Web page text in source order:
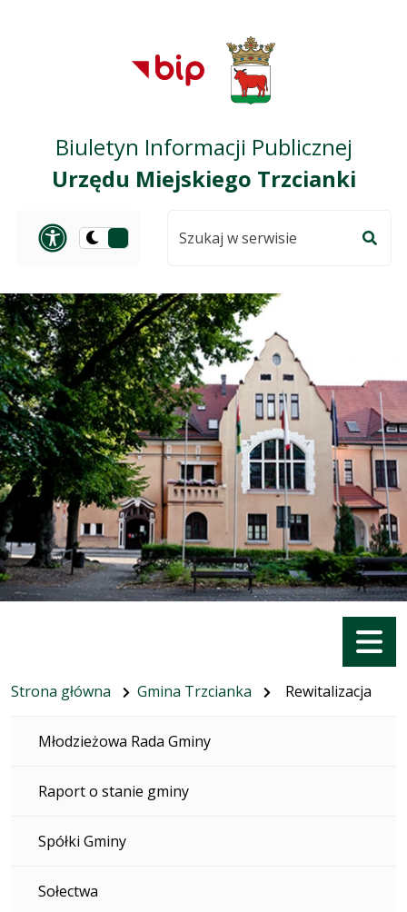
Przejdź do
głównego menu
Przejdź do treści
Przejdź do mapy
serwisu
Biuletyn Informacji Publicznej
Urzędu Miejskiego Trzcianki
Panel dostosowania
Przełącz
ciemną
serwisie
Menu
Strona główna Gmina Trzcianka Rewitalizacja
Młodzieżowa Rada Gminy
Raport o stanie gminy
Spółki Gminy
Sołectwa